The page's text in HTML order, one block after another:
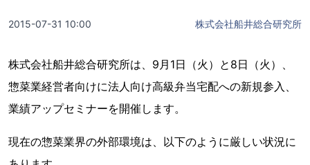
2015-07-31 10:00 株式会社船井総合研究所
株式会社船井総合研究所は、9月1日（火）と8日（火）、
惣菜業経営者向けに法人向け高級弁当宅配への新規参入、
業績アップセミナーを開催します。
現在の惣菜業界の外部環境は、以下のように厳しい状況に